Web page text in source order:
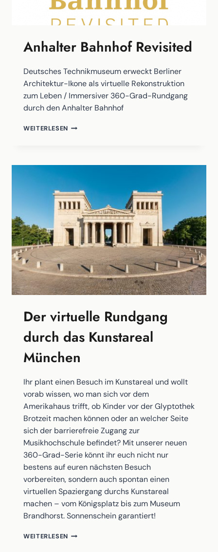
Anhalter Bahnhof Revisited
Deutsches Technikmuseum erweckt Berliner
Architektur-Ikone als virtuelle Rekonstruktion
zum Leben / Immersiver 360-Grad-Rundgang
durch den Anhalter Bahnhof
WEITERLESEN ANHALTER
Der virtuelle Rundgang
durch das Kunstareal
München
Ihr plant einen Besuch im Kunstareal und wollt
vorab wissen, wo man sich vor dem
Amerikahaus trifft, ob Kinder vor der Glyptothek
Brotzeit machen können oder an welcher Seite
sich der barrierefreie Zugang zur
Musikhochschule befindet? Mit unserer neuen
360-Grad-Serie könnt ihr euch nicht nur
bestens auf euren nächsten Besuch
vorbereiten, sondern auch spontan einen
virtuellen Spaziergang durchs Kunstareal
machen – vom Königsplatz bis zum Museum
Brandhorst. Sonnenschein garantiert!
WEITERLESEN DER